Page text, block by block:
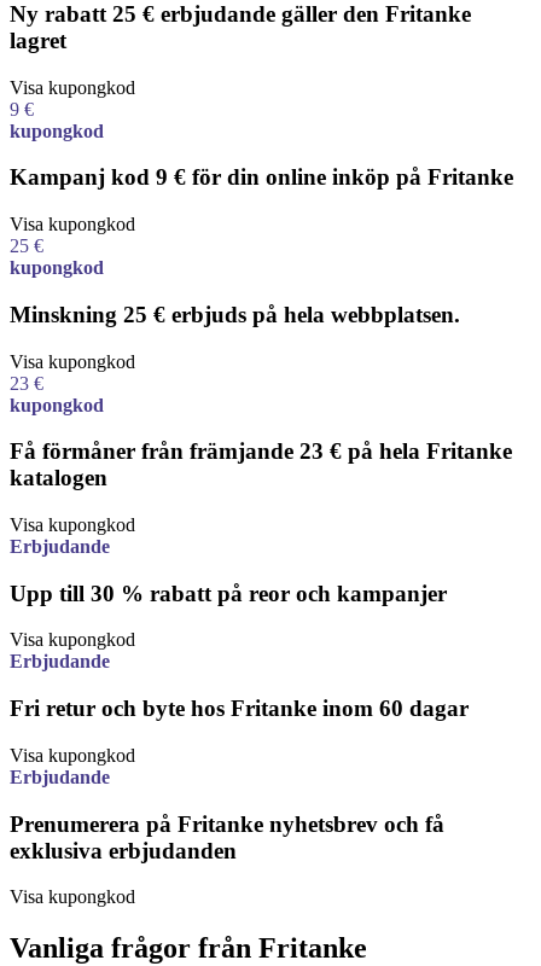
Ny rabatt 25 € erbjudande gäller den Fritanke
lagret
Visa kupongkod
9 €
kupongkod
Kampanj kod 9 € för din online inköp på Fritanke
Visa kupongkod
25 €
kupongkod
Minskning 25 € erbjuds på hela webbplatsen.
Visa kupongkod
23 €
kupongkod
Få förmåner från främjande 23 € på hela Fritanke
katalogen
Visa kupongkod
Erbjudande
Upp till 30 % rabatt på reor och kampanjer
Visa kupongkod
Erbjudande
Fri retur och byte hos Fritanke inom 60 dagar
Visa kupongkod
Erbjudande
Prenumerera på Fritanke nyhetsbrev och få
exklusiva erbjudanden
Visa kupongkod
Vanliga frågor från Fritanke